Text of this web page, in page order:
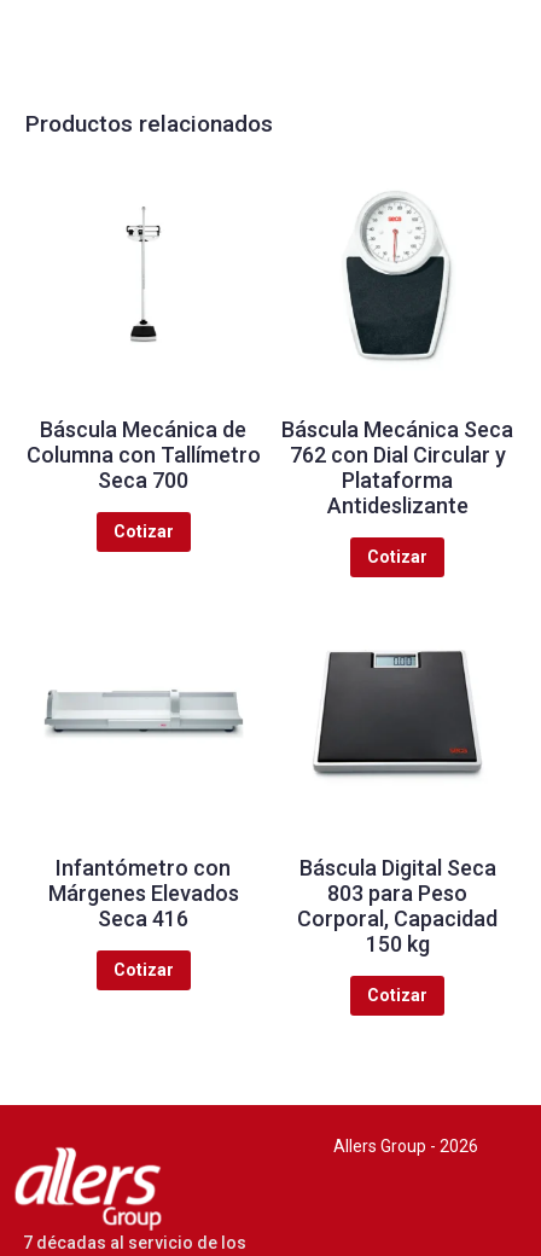
Productos relacionados
Báscula Mecánica de
Columna con Tallímetro
Seca 700
Cotizar
Báscula Mecánica Seca
762 con Dial Circular y
Plataforma
Antideslizante
Cotizar
Infantómetro con
Márgenes Elevados
Seca 416
Cotizar
Báscula Digital Seca
803 para Peso
Corporal, Capacidad
150 kg
Cotizar
7 décadas al servicio de los
Allers Group - 2026